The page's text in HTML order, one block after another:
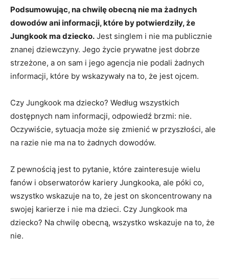
Podsumowując, na chwilę obecną nie ma żadnych
dowodów ani informacji, które by potwierdziły, że
Jungkook ma dziecko. Jest singlem i nie ma publicznie
znanej dziewczyny. Jego życie prywatne jest dobrze
strzeżone, a on sam i jego agencja nie podali żadnych
informacji, które by wskazywały na to, że jest ojcem.
Czy Jungkook ma dziecko? Według wszystkich
dostępnych nam informacji, odpowiedź brzmi: nie.
Oczywiście, sytuacja może się zmienić w przyszłości, ale
na razie nie ma na to żadnych dowodów.
Z pewnością jest to pytanie, które zainteresuje wielu
fanów i obserwatorów kariery Jungkooka, ale póki co,
wszystko wskazuje na to, że jest on skoncentrowany na
swojej karierze i nie ma dzieci. Czy Jungkook ma
dziecko? Na chwilę obecną, wszystko wskazuje na to, że
nie.